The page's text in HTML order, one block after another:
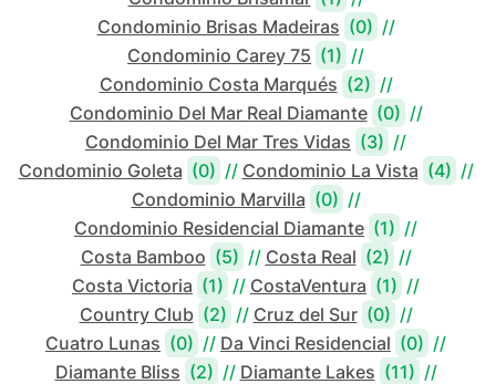
Condominio Brisas Madeiras (0) //
Condominio Carey 75 (1) //
Condominio Costa Marqués (2) //
Condominio Del Mar Real Diamante (0) //
Condominio Del Mar Tres Vidas (3) //
Condominio Goleta (0) // Condominio La Vista (4) //
Condominio Marvilla (0) //
Condominio Residencial Diamante (1) //
Costa Bamboo (5) // Costa Real (2) //
Costa Victoria (1) // CostaVentura (1) //
Country Club (2) // Cruz del Sur (0) //
Cuatro Lunas (0) // Da Vinci Residencial (0) //
Diamante Bliss (2) // Diamante Lakes (11) //